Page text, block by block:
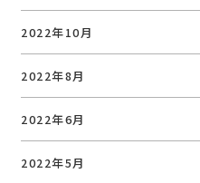
2022年10月
2022年8月
2022年6月
2022年5月